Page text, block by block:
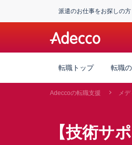
派遣のお仕事をお探しの方
転職トップ 転職
Adeccoの転職支援 メ
【技術サ